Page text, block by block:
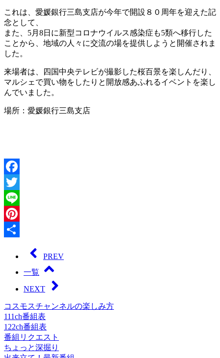
これは、愛媛銀行三島支店が今年で開設８０周年を迎えた記
念として、
また、5月8日に新型コロナウイルス感染症も5類へ移行した
ことから、地域の人々に交流の場を提供しようと開催されま
した。
来場者は、四国中央テレビが撮影した桜百景を楽しんだり、
マルシェで買い物をしたりと開放感あふれるイベントを楽し
んでいました。
場所：愛媛銀行三島支店
Facebook
Twitter
Line
Pinterest
PREV
一覧
NEXT
コスモスチャンネルの楽しみ方
111ch番組表
122ch番組表
番組リクエスト
ちょっと深掘り